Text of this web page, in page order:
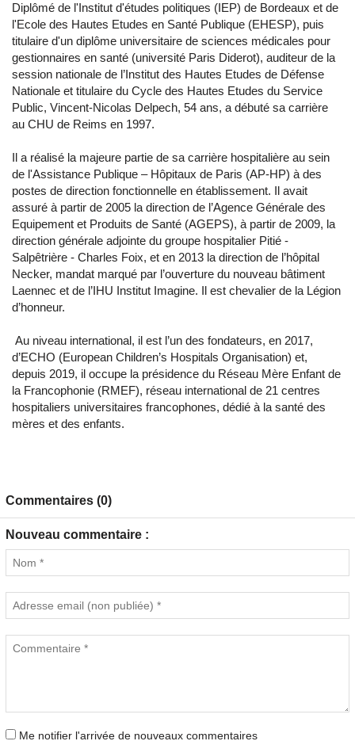
Diplômé de l'Institut d'études politiques (IEP) de Bordeaux et de
l'Ecole des Hautes Etudes en Santé Publique (EHESP), puis
titulaire d'un diplôme universitaire de sciences médicales pour
gestionnaires en santé (université Paris Diderot), auditeur de la
session nationale de l’Institut des Hautes Etudes de Défense
Nationale et titulaire du Cycle des Hautes Etudes du Service
Public, Vincent-Nicolas Delpech, 54 ans, a débuté sa carrière
au CHU de Reims en 1997.
Il a réalisé la majeure partie de sa carrière hospitalière au sein
de l'Assistance Publique – Hôpitaux de Paris (AP-HP) à des
postes de direction fonctionnelle en établissement. Il avait
assuré à partir de 2005 la direction de l’Agence Générale des
Equipement et Produits de Santé (AGEPS), à partir de 2009, la
direction générale adjointe du groupe hospitalier Pitié -
Salpêtrière - Charles Foix, et en 2013 la direction de l’hôpital
Necker, mandat marqué par l’ouverture du nouveau bâtiment
Laennec et de l’IHU Institut Imagine. Il est chevalier de la Légion
d’honneur.
Au niveau international, il est l’un des fondateurs, en 2017,
d’ECHO (European Children’s Hospitals Organisation) et,
depuis 2019, il occupe la présidence du Réseau Mère Enfant de
la Francophonie (RMEF), réseau international de 21 centres
hospitaliers universitaires francophones, dédié à la santé des
mères et des enfants.
Commentaires (0)
Nouveau commentaire :
Me notifier l'arrivée de nouveaux commentaires